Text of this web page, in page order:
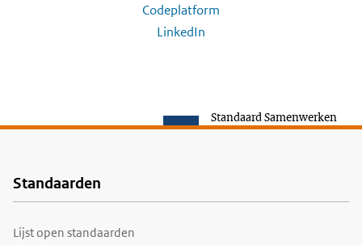
Codeplatform
LinkedIn
Standaard Samenwerken
Voet
Standaarden
Lijst open standaarden